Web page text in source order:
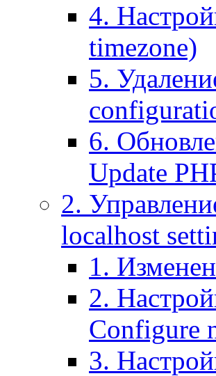
4.
timezone)
5.
6.
Update
2.
localhost
1.
2.
Configure
3.